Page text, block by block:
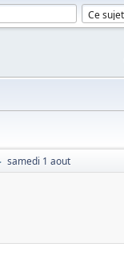
samedi 1 aout